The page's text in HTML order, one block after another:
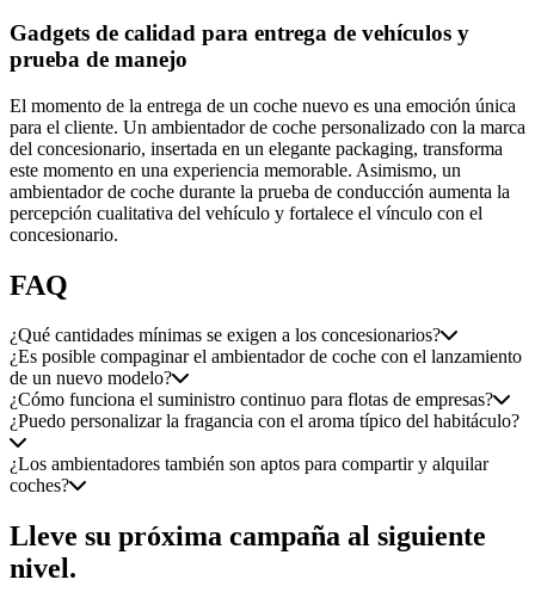
Gadgets de calidad para entrega de vehículos y
prueba de manejo
El momento de la entrega de un coche nuevo es una emoción única
para el cliente. Un ambientador de coche personalizado con la marca
del concesionario, insertada en un elegante packaging, transforma
este momento en una experiencia memorable. Asimismo, un
ambientador de coche durante la prueba de conducción aumenta la
percepción cualitativa del vehículo y fortalece el vínculo con el
concesionario.
FAQ
¿Qué cantidades mínimas se exigen a los concesionarios?
¿Es posible compaginar el ambientador de coche con el lanzamiento
de un nuevo modelo?
¿Cómo funciona el suministro continuo para flotas de empresas?
¿Puedo personalizar la fragancia con el aroma típico del habitáculo?
¿Los ambientadores también son aptos para compartir y alquilar
coches?
Lleve su próxima campaña al siguiente
nivel.